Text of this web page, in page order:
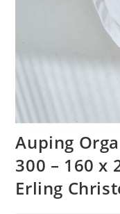
Auping
300 – 160 x
Erling